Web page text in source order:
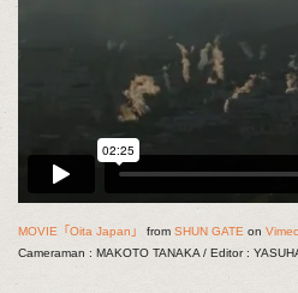
MOVIE「Oita Japan」 from SHUN GATEon Vimeo
Cameraman : MAKOTO TANAKA / Editor :